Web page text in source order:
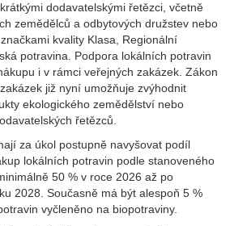
dodavatelskými řetězci, včetně
zemědělců a odbytových družstev nebo
kvality Klasa, Regionální
potravina. Podpora lokálních potravin
i v rámci veřejných zakázek. Zákon
již nyní umožňuje zvýhodnit
ekologického zemědělství nebo
řetězců.
za úkol postupně navyšovat podíl
lokálních potravin podle stanoveného
50 % v roce 2026 až po
2028. Současně má být alespoň 5 %
vyčleněno na biopotraviny.